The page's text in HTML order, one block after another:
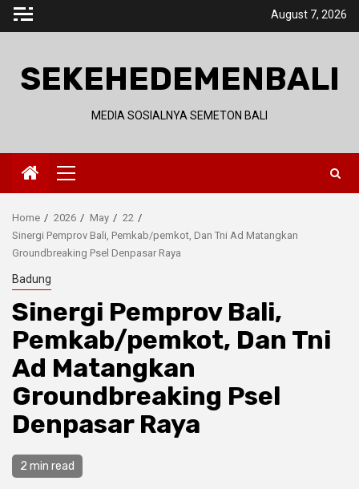
Skip
August 7, 2026
SEKEHEDEMENBALI
MEDIA SOSIALNYA SEMETON BALI
Primary
Menu
Home 2026 May
22
Sinergi Pemprov Bali, Pemkab/pemkot, Dan Tni Ad Matangkan
Groundbreaking Psel Denpasar Raya
Badung
Sinergi Pemprov Bali,
Pemkab/pemkot, Dan Tni
Ad Matangkan
Groundbreaking Psel
Denpasar Raya
2 min read